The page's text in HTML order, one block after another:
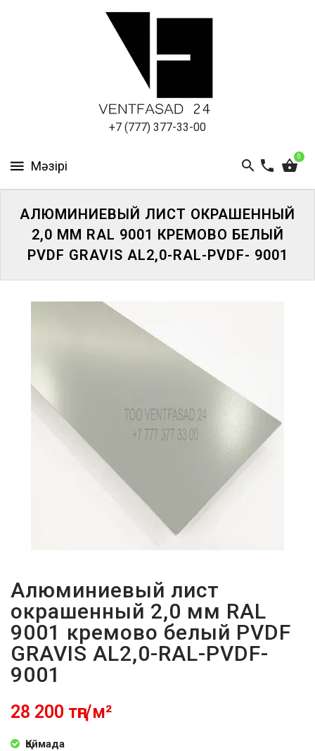
+7 (777) 377-33-00
0
ПАНЕЛИ
АЛЮМИНИЕВЫЙ ЛИСТ ОКРАШЕННЫЙ
2,0 ММ RAL 9001 КРЕМОВО БЕЛЫЙ
PVDF GRAVIS AL2,0-RAL-PVDF- 9001
Алюминиевый лист
окрашенный 2,0 мм RAL
9001 кремово белый PVDF
GRAVIS AL2,0-RAL-PVDF-
9001
28 200 тңг/м²
Қоймада